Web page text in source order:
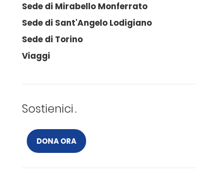
Sede di Mirabello Monferrato
Sede di Sant'Angelo Lodigiano
Sede di Torino
Viaggi
Sostienici
DONA ORA